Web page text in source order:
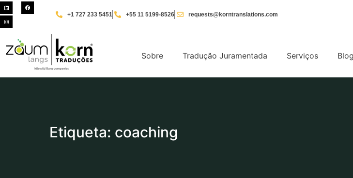
+1 727 233 5451 +55 11 5199-8526 requests@korntranslations.com
Sobre Tradução Juramentada Serviços Blog
Etiqueta: coaching